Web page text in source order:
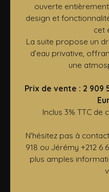
ouverte
design et
cet
La suite propose un
d’eau privative,
une
Prix de vente : 2 909
Inclus 3% TTC
N'hésitez pas à
918 ou Jérémy +212 6
plus amples